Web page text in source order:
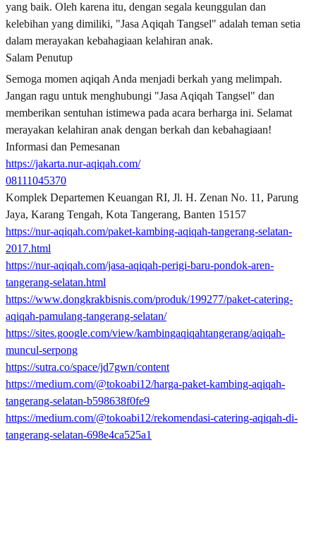
yang baik. Oleh karena itu, dengan segala keunggulan dan
kelebihan yang dimiliki, "Jasa Aqiqah Tangsel" adalah teman setia
dalam merayakan kebahagiaan kelahiran anak.
Salam Penutup
Semoga momen aqiqah Anda menjadi berkah yang melimpah.
Jangan ragu untuk menghubungi "Jasa Aqiqah Tangsel" dan
memberikan sentuhan istimewa pada acara berharga ini. Selamat
merayakan kelahiran anak dengan berkah dan kebahagiaan!
Informasi dan Pemesanan
https://jakarta.nur-aqiqah.com/
08111045370
Komplek Departemen Keuangan RI, Jl. H. Zenan No. 11, Parung
Jaya, Karang Tengah, Kota Tangerang, Banten 15157
https://nur-aqiqah.com/paket-kambing-aqiqah-tangerang-selatan-
2017.html
https://nur-aqiqah.com/jasa-aqiqah-perigi-baru-pondok-aren-
tangerang-selatan.html
https://www.dongkrakbisnis.com/produk/199277/paket-catering-
aqiqah-pamulang-tangerang-selatan/
https://sites.google.com/view/kambingaqiqahtangerang/aqiqah-
muncul-serpong
https://sutra.co/space/jd7gwn/content
https://medium.com/@tokoabi12/harga-paket-kambing-aqiqah-
tangerang-selatan-b598638f0fe9
https://medium.com/@tokoabi12/rekomendasi-catering-aqiqah-di-
tangerang-selatan-698e4ca525a1